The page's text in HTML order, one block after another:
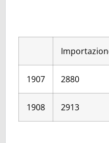
1907 2880
1908 2913